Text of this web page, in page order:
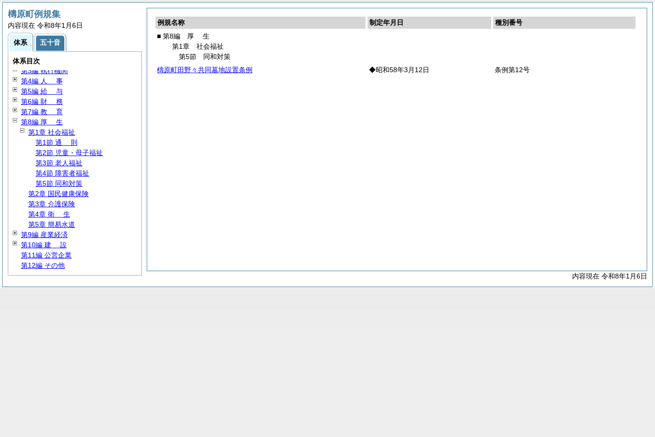
例規名称 制定年月日
種別番号
■ 第8編 厚 生
第1章 社会福祉
第5節 同和対策
檮原町田野々共同墓地設置条例
◆昭和58年3月12日 条例第12号
内容現在 令和8年1月6日
檮原町例規集
内容現在 令和8年1月6日
体系 五十音
体系目次
第1編総規
第2編
第3編 執行機関
第4編 人 事
第5編 給 与
第6編 財 務
第7編 教 育
第8編 厚 生
第1章 社会福祉
第1節 通 則
第2節 児童・母子福祉
第3節 老人福祉
第4節 障害者福祉
第5節 同和対策
第2章 国民健康保険
第3章 介護保険
第4章 衛 生
第5章 簡易水道
第9編 産業経済
第10編 建 設
第11編 公営企業
第12編 その他